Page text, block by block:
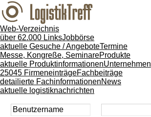
Web-Verzeichnis
über 62.000 LinksJobbörse
aktuelle Gesuche / AngeboteTermine
Messe, Kongreße, SeminareProdukte
aktuelle ProduktinformationenUnternehmen
25045 FirmeneinträgeFachbeiträge
detailierte FachinformationenNews
aktuelle logistiknachrichten